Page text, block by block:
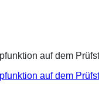
auf dem